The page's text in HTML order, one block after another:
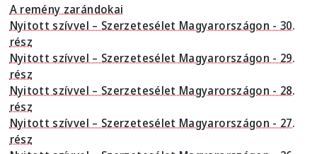
A remény zarándokai
Nyitott szívvel – Szerzetesélet Magyarországon - 30.
rész
Nyitott szívvel – Szerzetesélet Magyarországon - 29.
rész
Nyitott szívvel – Szerzetesélet Magyarországon - 28.
rész
Nyitott szívvel – Szerzetesélet Magyarországon - 27.
rész